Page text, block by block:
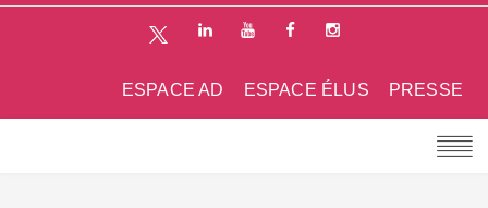
PRESSE
ESPACE ÉLUS
ESPACE AD